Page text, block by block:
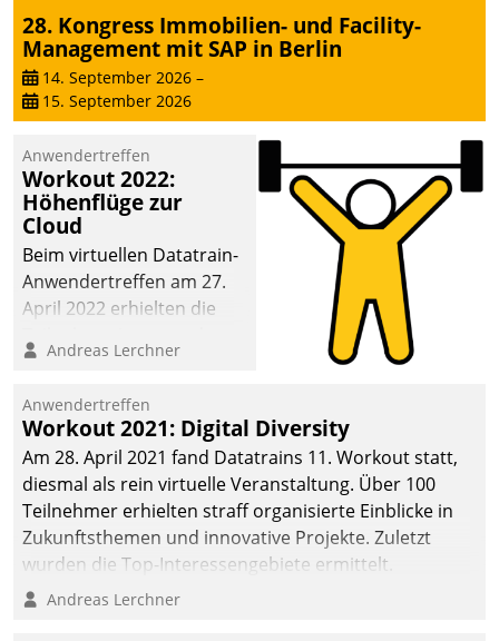
28. Kongress Immobilien- und Facility-
Management mit SAP in Berlin
14. September 2026 –
15. September 2026
Anwendertreffen
Workout 2022:
Höhenflüge zur
Cloud
Beim virtuellen Datatrain-
Anwendertreffen am 27.
April 2022 erhielten die
Teilnehmer kurzweilige
Cloud-Strategien und -
Lösungen mit hohem
Zukunftspotenzial.
Andreas Lerchner
Anwendertreffen
Workout 2021: Digital Diversity
Am 28. April 2021 fand Datatrains 11. Workout statt,
diesmal als rein virtuelle Veranstaltung. Über 100
Teilnehmer erhielten straff organisierte Einblicke in
Zukunftsthemen und innovative Projekte. Zuletzt
wurden die Top-Interessengebiete ermittelt.
Andreas Lerchner